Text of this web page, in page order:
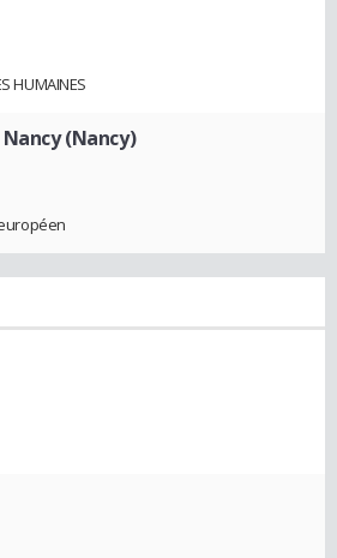
HUMAINES
(Nancy)